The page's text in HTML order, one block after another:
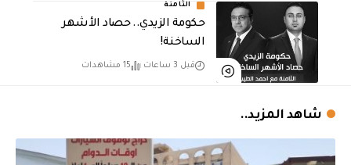
الثامنة
حكومة الزيدي.. حصاد الأشهر
الساخنة!
قبل 3 ساعات 15 مشاهدات
شاهد المزيد..